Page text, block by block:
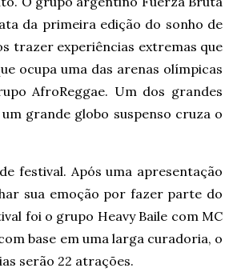
da primeira edição do sonho de
trazer experiências extremas que
ocupa uma das arenas olímpicas
AfroReggae. Um dos grandes
grande globo suspenso cruza o
festival. Após uma apresentação
sua emoção por fazer parte do
foi o grupo Heavy Baile com MC
base em uma larga curadoria, o
serão 22 atrações.